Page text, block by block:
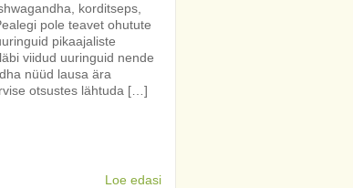
korditseps,
pole teavet ohutute
pikaajaliste
viidud uuringuid nende
nüüd lausa ära
otsustes lähtuda […]
Loe edasi